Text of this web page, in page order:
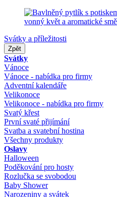
Svátky a příležitosti
Zpět
Svátky
Vánoce
Vánoce - nabídka pro firmy
Adventní kalendáře
Velikonoce
Velikonoce - nabídka pro firmy
Svatý křest
První svaté přijímání
Svatba a svatební hostina
Všechny produkty
Oslavy
Halloween
Poděkování pro hosty
Rozlučka se svobodou
Baby Shower
Narozeniny a svátek